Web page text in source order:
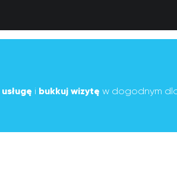
usługę i bukkuj wizytę w dogodnym